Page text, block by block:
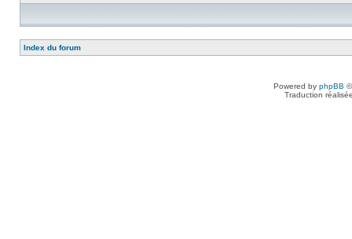
Index du forum
Powered by phpBB
Traduction